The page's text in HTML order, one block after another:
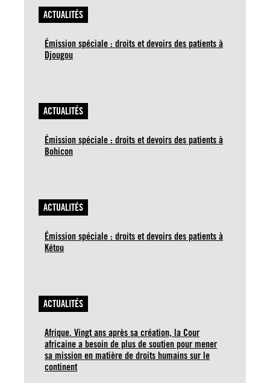
ACTUALITÉS
Émission spéciale : droits et devoirs des patients à
Djougou
ACTUALITÉS
Émission spéciale : droits et devoirs des patients à
Bohicon
ACTUALITÉS
Émission spéciale : droits et devoirs des patients à
Kétou
ACTUALITÉS
Afrique. Vingt ans après sa création, la Cour
africaine a besoin de plus de soutien pour mener
sa mission en matière de droits humains sur le
continent